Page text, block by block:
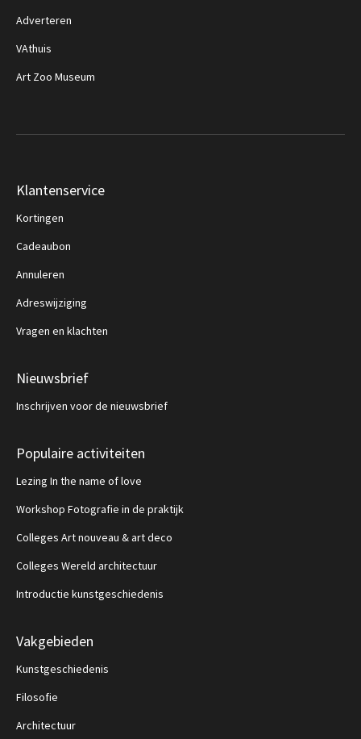
Adverteren
VAthuis
Art Zoo Museum
Klantenservice
Kortingen
Cadeaubon
Annuleren
Adreswijziging
Vragen en klachten
Nieuwsbrief
Inschrijven voor de nieuwsbrief
Populaire activiteiten
Lezing In the name of love
Workshop Fotografie in de praktijk
Colleges Art nouveau & art deco
Colleges Wereld architectuur
Introductie kunstgeschiedenis
Vakgebieden
Kunstgeschiedenis
Filosofie
Architectuur